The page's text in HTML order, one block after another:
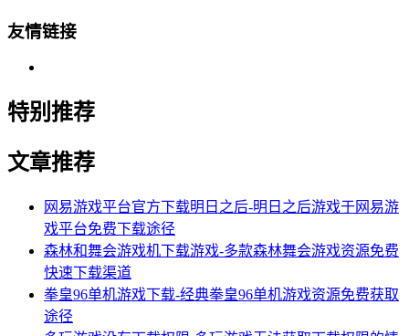
友情链接
特别推荐
文章推荐
网易游戏平台官方下载明日之后-明日之后游戏于网易游
戏平台免费下载途径
森林和舞会游戏机下载游戏-多款森林舞会游戏资源免费
快速下载渠道
拳皇96单机游戏下载-经典拳皇96单机游戏资源免费获取
途径